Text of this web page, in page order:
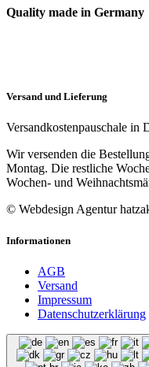
Quality made in Germany
Versand und Lieferung
Versandkostenpauschale in
Wir versenden die
Montag. Die restliche
Wochen- und
© Webdesign Agentur
Informationen
AGB
Versand
Impressum
Datenschutzerklärung